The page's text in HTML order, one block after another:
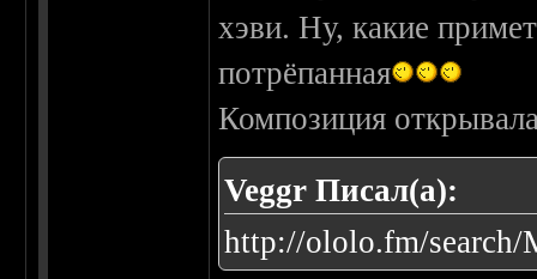
хэви. Ну, какие
потрёпанная
Композиция
Veggr Писал(а):
http://ololo.fm/search/